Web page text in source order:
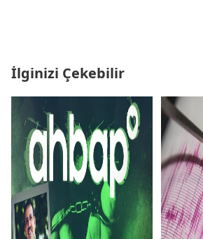
İlginizi Çekebilir